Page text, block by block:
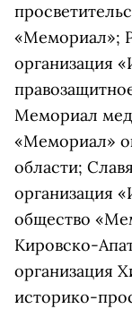
«Мемориал»;
организация
Мемориал
«Мемориал»
области;
организация
общество
Кировско-
организация
историко-